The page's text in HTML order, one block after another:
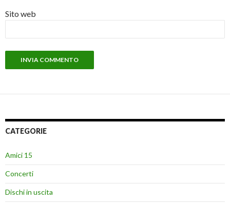
Sito web
CATEGORIE
Amici 15
Concerti
Dischi in uscita